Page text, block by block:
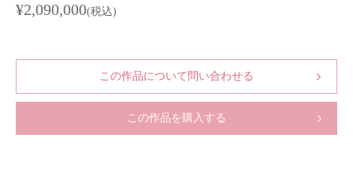
¥2,090,000(税込)
この作品について問い合わせる
この作品を購入する